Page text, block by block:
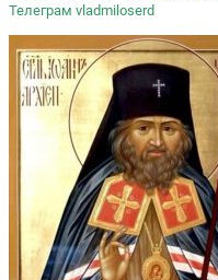
Телеграм vladmiloserd